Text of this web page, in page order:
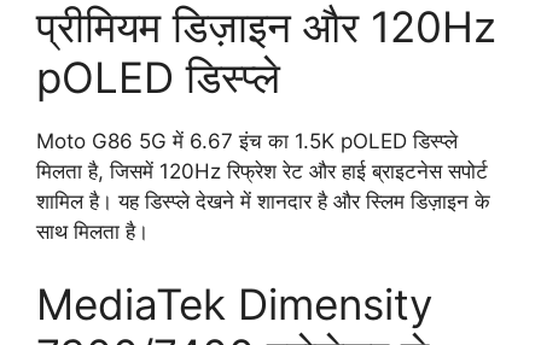
प्रीमियम डिज़ाइन और 120Hz
pOLED डिस्प्ले
Moto G86 5G में 6.67 इंच का 1.5K pOLED डिस्प्ले
मिलता है, जिसमें 120Hz रिफ्रेश रेट और हाई ब्राइटनेस सपोर्ट
शामिल है। यह डिस्प्ले देखने में शानदार है और स्लिम डिज़ाइन के
साथ मिलता है।
MediaTek Dimensity